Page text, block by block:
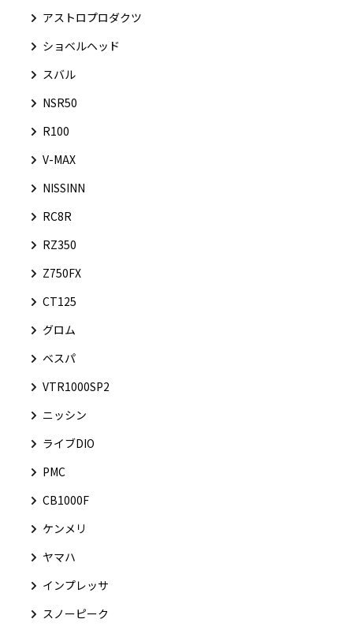
アストロプロダクツ
ショベルヘッド
スバル
NSR50
R100
V-MAX
NISSINN
RC8R
RZ350
Z750FX
CT125
グロム
ベスパ
VTR1000SP2
ニッシン
ライブDIO
PMC
CB1000F
ケンメリ
ヤマハ
インプレッサ
スノーピーク